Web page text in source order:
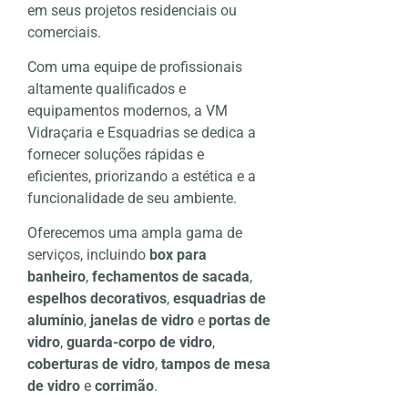
em seus projetos residenciais ou
comerciais.
Com uma equipe de profissionais
altamente qualificados e
equipamentos modernos, a VM
Vidraçaria e Esquadrias se dedica a
fornecer soluções rápidas e
eficientes, priorizando a estética e a
funcionalidade de seu ambiente.
Oferecemos uma ampla gama de
serviços, incluindo box para
banheiro, fechamentos de sacada,
espelhos decorativos, esquadrias de
alumínio, janelas de vidro e portas de
vidro, guarda-corpo de vidro,
coberturas de vidro, tampos de mesa
de vidro e corrimão.